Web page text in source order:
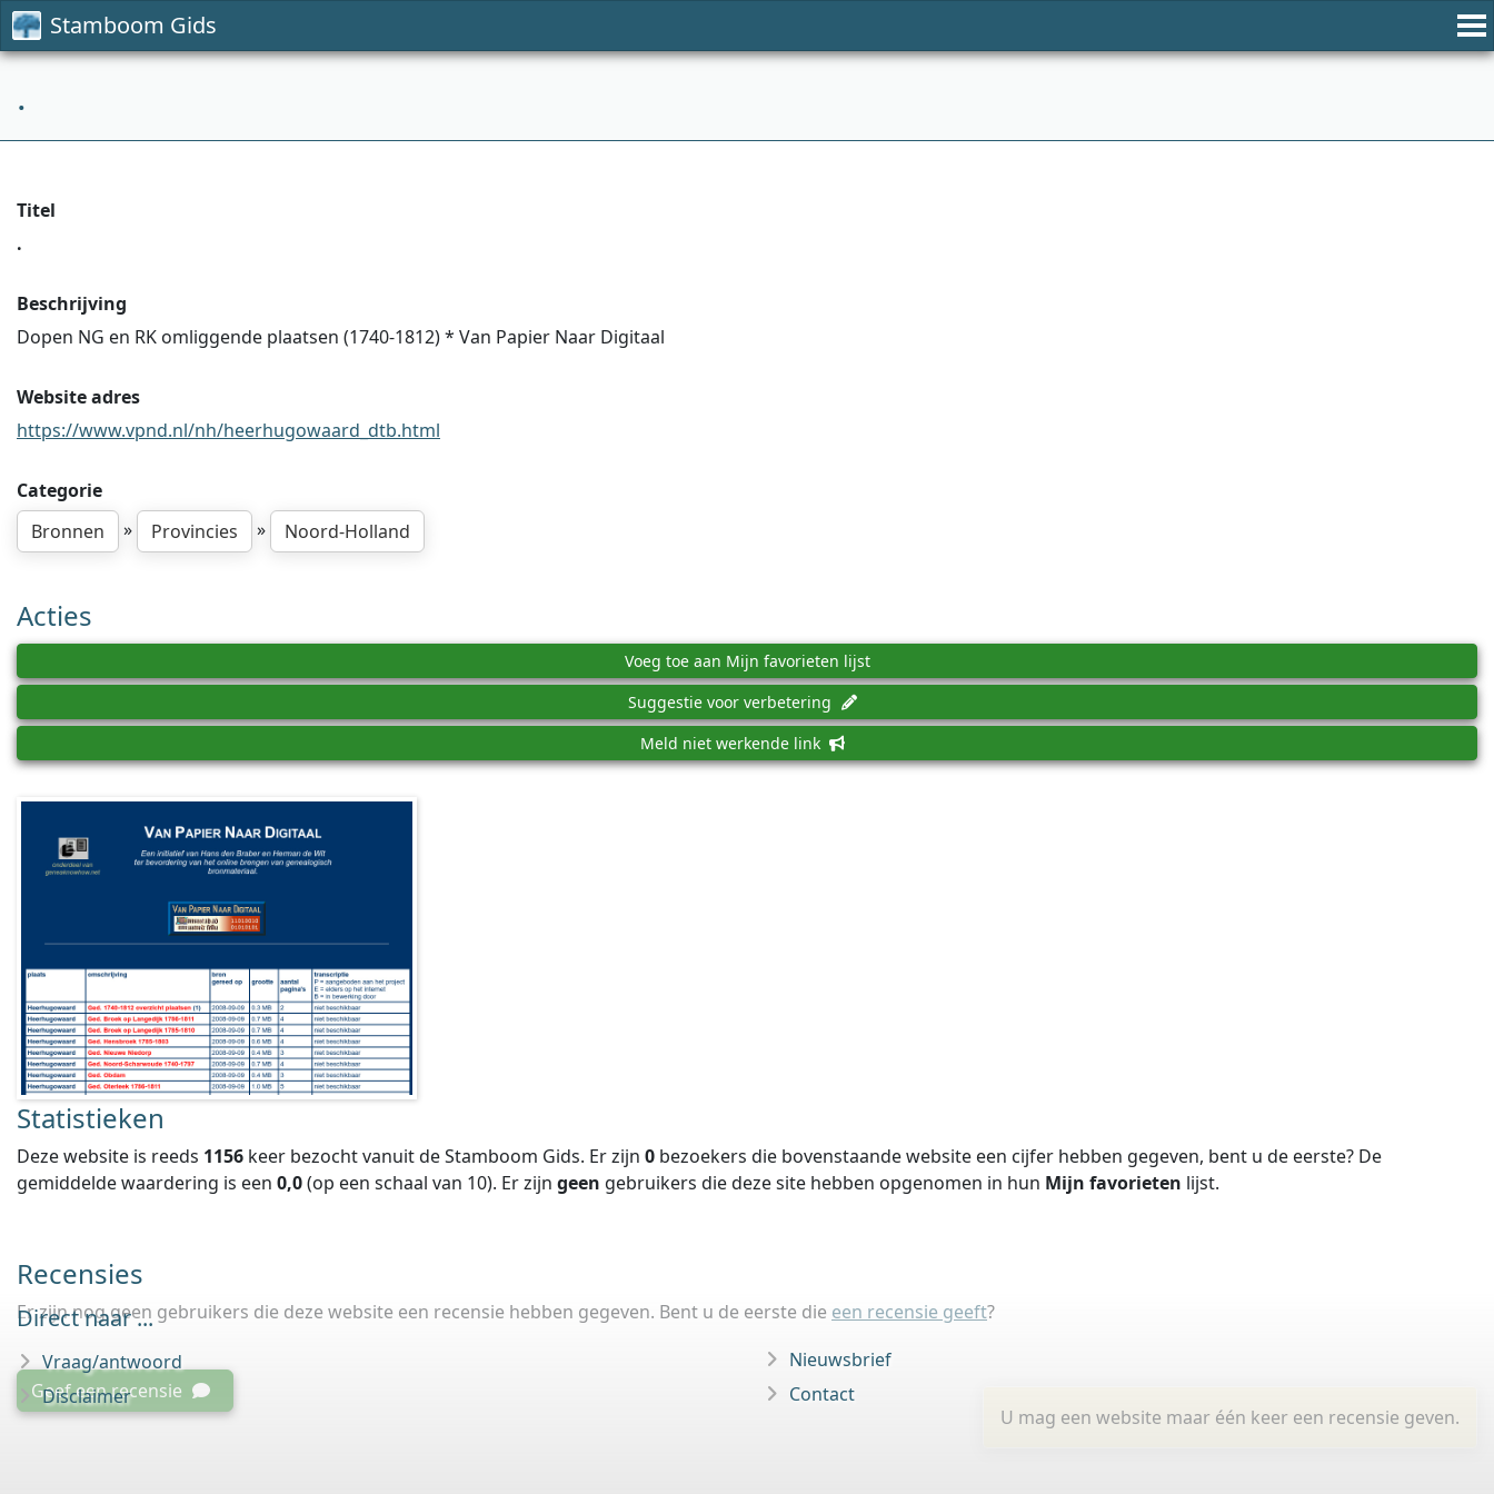
Stamboom Gids
.
Titel
.
Beschrijving
Dopen NG en RK omliggende plaatsen (1740-1812) * Van Papier Naar Digitaal
Website adres
https://www.vpnd.nl/nh/heerhugowaard_dtb.html
Categorie
Bronnen
» Provincies » Noord-Holland
Acties
Voeg toe aan Mijn favorieten lijst
Suggestie voor verbetering
Meld niet werkende link
Statistieken
Deze website is reeds 1156 keer bezocht vanuit de Stamboom Gids. Er zijn 0 bezoekers die bovenstaande website een cijfer hebben gegeven, bent u de eerste? De
gemiddelde waardering is een 0,0(op een schaal van 10). Er zijn geen gebruikers die deze site hebben opgenomen in hun Mijn favorieten lijst.
Recensies
Er zijn nog geen gebruikers die deze website een recensie hebben gegeven. Bent u de eerste die een recensie geeft?
U mag een website maar één keer een recensie geven.
Geef een recensie
Direct naar ...
Vraag/antwoord
Disclaimer
Nieuwsbrief
Contact